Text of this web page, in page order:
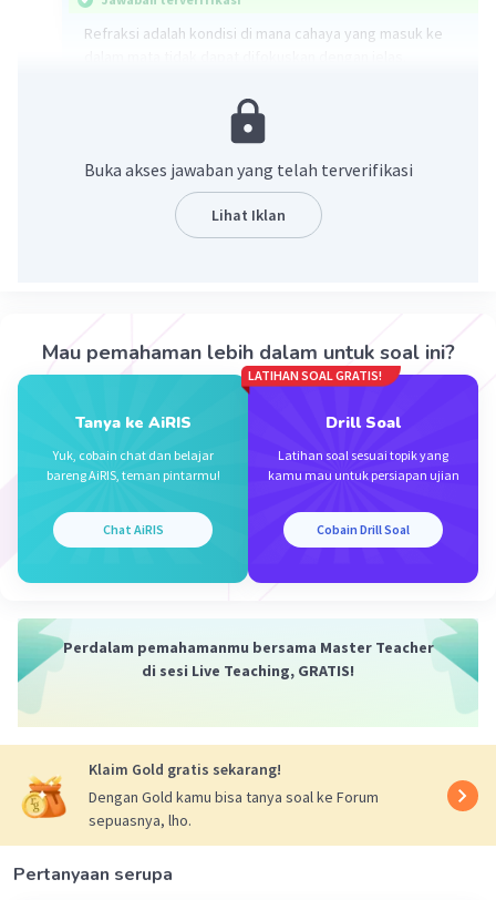
Refraksi adalah kondisi di mana cahaya yang masuk ke
Nanda R Community Level 89
21 Desember 2023 01:36
Beri Rating
Buka akses jawaban yang telah terverifikasi
Lihat Iklan
Mau pemahaman lebih dalam untuk soal ini?
Tanya ke AiRIS
Yuk, cobain chat dan belajar
bareng AiRIS, teman pintarmu!
Chat AiRIS
LATIHAN SOAL GRATIS!
Drill Soal
Latihan soal sesuai topik yang
kamu mau untuk persiapan ujian
Cobain Drill Soal
Perdalam pemahamanmu bersama Master Teacher
di sesi Live Teaching, GRATIS!
Klaim Gold gratis sekarang!
Dengan Gold kamu bisa tanya soal ke Forum
sepuasnya, lho.
Pertanyaan serupa